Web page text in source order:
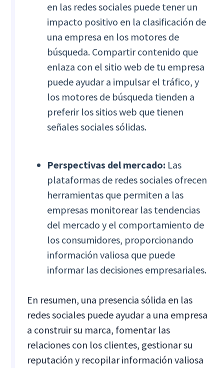
en las redes sociales puede tener un
impacto positivo en la clasificación de
una empresa en los motores de
búsqueda. Compartir contenido que
enlaza con el sitio web de tu empresa
puede ayudar a impulsar el tráfico, y
los motores de búsqueda tienden a
preferir los sitios web que tienen
señales sociales sólidas.
Perspectivas del mercado: Las
plataformas de redes sociales ofrecen
herramientas que permiten a las
empresas monitorear las tendencias
del mercado y el comportamiento de
los consumidores, proporcionando
información valiosa que puede
informar las decisiones empresariales.
En resumen, una presencia sólida en las
redes sociales puede ayudar a una empresa
a construir su marca, fomentar las
relaciones con los clientes, gestionar su
reputación y recopilar información valiosa